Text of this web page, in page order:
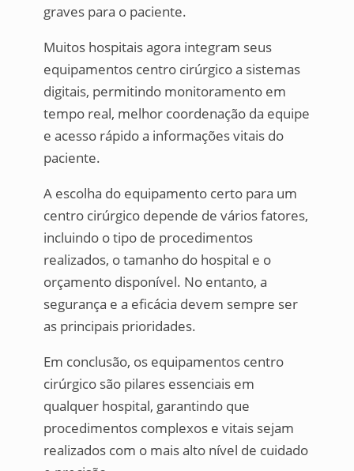
graves para o paciente.
Muitos hospitais agora integram seus
equipamentos centro cirúrgico a sistemas
digitais, permitindo monitoramento em
tempo real, melhor coordenação da equipe
e acesso rápido a informações vitais do
paciente.
A escolha do equipamento certo para um
centro cirúrgico depende de vários fatores,
incluindo o tipo de procedimentos
realizados, o tamanho do hospital e o
orçamento disponível. No entanto, a
segurança e a eficácia devem sempre ser
as principais prioridades.
Em conclusão, os equipamentos centro
cirúrgico são pilares essenciais em
qualquer hospital, garantindo que
procedimentos complexos e vitais sejam
realizados com o mais alto nível de cuidado